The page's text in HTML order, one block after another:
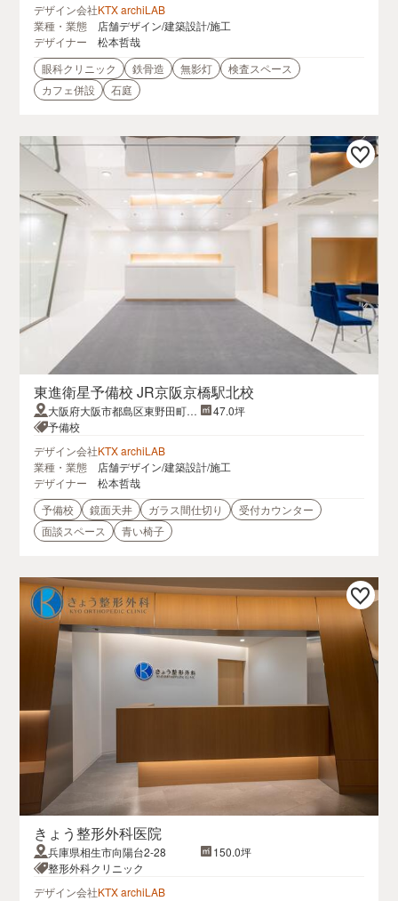
デザイン会社KTX archiLAB
業種・業態
店舗デザイン/建築設計/施工
デザイナー
松本哲哉
眼科クリニック
鉄骨造 無影灯
検査スペース
カフェ併設
石庭
東進衛星予備校 JR京阪京橋駅北校
大阪府大阪市都島区東野田町2
丁目9晃進ビル8F
47.0坪
予備校
デザイン会社KTX archiLAB
業種・業態
店舗デザイン/建築設計/施工
デザイナー
松本哲哉
予備校
鏡面天井 ガラス間仕切り
受付カウンター
面談スペース
青い椅子
きょう整形外科医院
兵庫県相生市向陽台2-28
150.0坪
整形外科クリニック
デザイン会社KTX archiLAB